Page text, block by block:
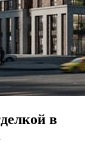
в